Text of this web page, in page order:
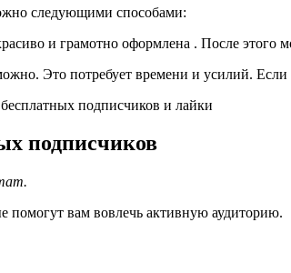
следующими способами:
и грамотно оформлена . После
Это потребует времени и усилий.
подписчиков и лайки
подписчиков
помогут вам вовлечь активную аудиторию.